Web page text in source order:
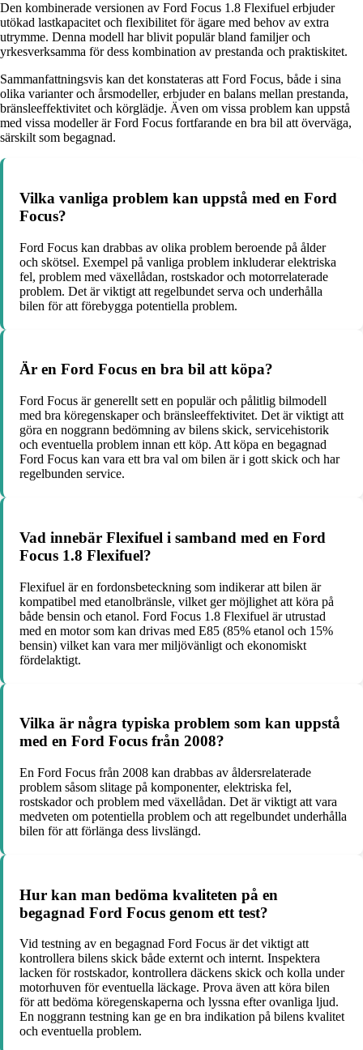
Den kombinerade versionen av Ford Focus 1.8 Flexifuel erbjuder
utökad lastkapacitet och flexibilitet för ägare med behov av extra
utrymme. Denna modell har blivit populär bland familjer och
yrkesverksamma för dess kombination av prestanda och praktiskitet.
Sammanfattningsvis kan det konstateras att Ford Focus, både i sina
olika varianter och årsmodeller, erbjuder en balans mellan prestanda,
bränsleeffektivitet och körglädje. Även om vissa problem kan uppstå
med vissa modeller är Ford Focus fortfarande en bra bil att överväga,
särskilt som begagnad.
Vilka vanliga problem kan uppstå med en Ford
Focus?
Ford Focus kan drabbas av olika problem beroende på ålder
och skötsel. Exempel på vanliga problem inkluderar elektriska
fel, problem med växellådan, rostskador och motorrelaterade
problem. Det är viktigt att regelbundet serva och underhålla
bilen för att förebygga potentiella problem.
Är en Ford Focus en bra bil att köpa?
Ford Focus är generellt sett en populär och pålitlig bilmodell
med bra köregenskaper och bränsleeffektivitet. Det är viktigt att
göra en noggrann bedömning av bilens skick, servicehistorik
och eventuella problem innan ett köp. Att köpa en begagnad
Ford Focus kan vara ett bra val om bilen är i gott skick och har
regelbunden service.
Vad innebär Flexifuel i samband med en Ford
Focus 1.8 Flexifuel?
Flexifuel är en fordonsbeteckning som indikerar att bilen är
kompatibel med etanolbränsle, vilket ger möjlighet att köra på
både bensin och etanol. Ford Focus 1.8 Flexifuel är utrustad
med en motor som kan drivas med E85 (85% etanol och 15%
bensin) vilket kan vara mer miljövänligt och ekonomiskt
fördelaktigt.
Vilka är några typiska problem som kan uppstå
med en Ford Focus från 2008?
En Ford Focus från 2008 kan drabbas av åldersrelaterade
problem såsom slitage på komponenter, elektriska fel,
rostskador och problem med växellådan. Det är viktigt att vara
medveten om potentiella problem och att regelbundet underhålla
bilen för att förlänga dess livslängd.
Hur kan man bedöma kvaliteten på en
begagnad Ford Focus genom ett test?
Vid testning av en begagnad Ford Focus är det viktigt att
kontrollera bilens skick både externt och internt. Inspektera
lacken för rostskador, kontrollera däckens skick och kolla under
motorhuven för eventuella läckage. Prova även att köra bilen
för att bedöma köregenskaperna och lyssna efter ovanliga ljud.
En noggrann testning kan ge en bra indikation på bilens kvalitet
och eventuella problem.